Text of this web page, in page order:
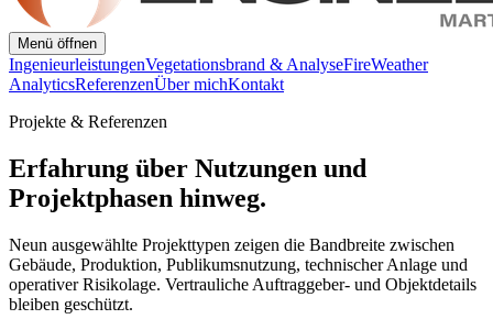
Menü öffnen
IngenieurleistungenVegetationsbrand & AnalyseFireWeather
AnalyticsReferenzenÜber michKontakt
Projekte & Referenzen
Erfahrung über Nutzungen und
Projektphasen hinweg.
Neun ausgewählte Projekttypen zeigen die Bandbreite zwischen
Gebäude, Produktion, Publikumsnutzung, technischer Anlage und
operativer Risikolage. Vertrauliche Auftraggeber- und Objektdetails
bleiben geschützt.